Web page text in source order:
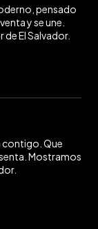
pensado
y se une.
El Salvador.
contigo. Que
Mostramos